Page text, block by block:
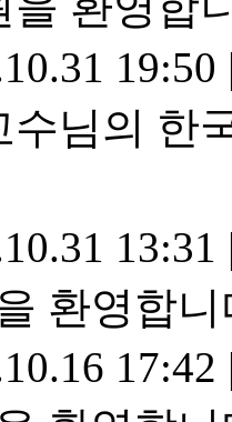
19:50
님의 한
13:31
환영합니
17:42